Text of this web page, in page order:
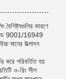
বৈশিষ্ট্যগুলির কারণে
9001/16949
মানের উত্পাদন
করে পরিবর্তিত হয়
ও-রিং সীল